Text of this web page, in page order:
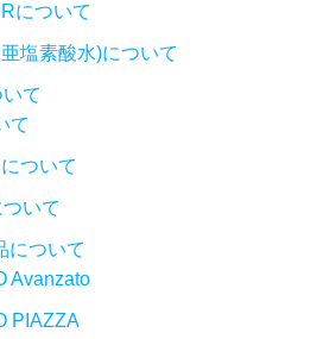
について
塩素酸水)について
て
て
ついて
いて
について
Avanzato
PIAZZA